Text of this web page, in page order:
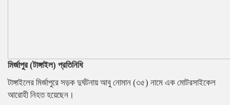
মির্জাপুর (টাঙ্গাইল) প্রতিনিধি
টাঙ্গাইলের মির্জাপুরে সড়ক দুর্ঘটনায় আবু নোমান (৩৫) নামে এক মোটরসাইকেল
আরোহী নিহত হয়েছেন।